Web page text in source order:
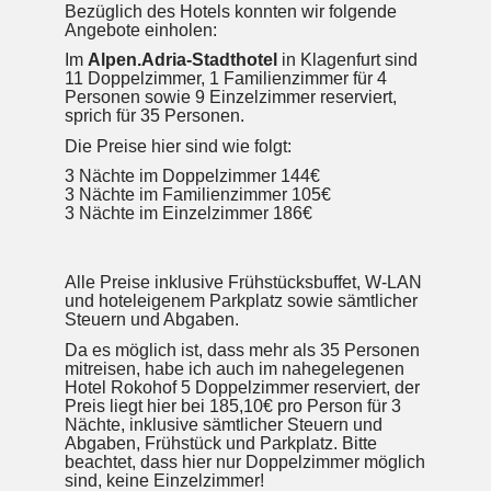
Bezüglich des Hotels konnten wir folgende
Angebote einholen:
Im Alpen.Adria-Stadthotel in Klagenfurt sind
11 Doppelzimmer, 1 Familienzimmer für 4
Personen sowie 9 Einzelzimmer reserviert,
sprich für 35 Personen.
Die Preise hier sind wie folgt:
3 Nächte im Doppelzimmer 144€
3 Nächte im Familienzimmer 105€
3 Nächte im Einzelzimmer 186€
Alle Preise inklusive Frühstücksbuffet, W-LAN
und hoteleigenem Parkplatz sowie sämtlicher
Steuern und Abgaben.
Da es möglich ist, dass mehr als 35 Personen
mitreisen, habe ich auch im nahegelegenen
Hotel Rokohof 5 Doppelzimmer reserviert, der
Preis liegt hier bei 185,10€ pro Person für 3
Nächte, inklusive sämtlicher Steuern und
Abgaben, Frühstück und Parkplatz. Bitte
beachtet, dass hier nur Doppelzimmer möglich
sind, keine Einzelzimmer!